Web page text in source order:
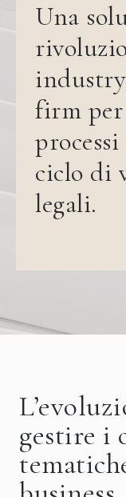
Una
firm
ciclo di
legali.
gestire i